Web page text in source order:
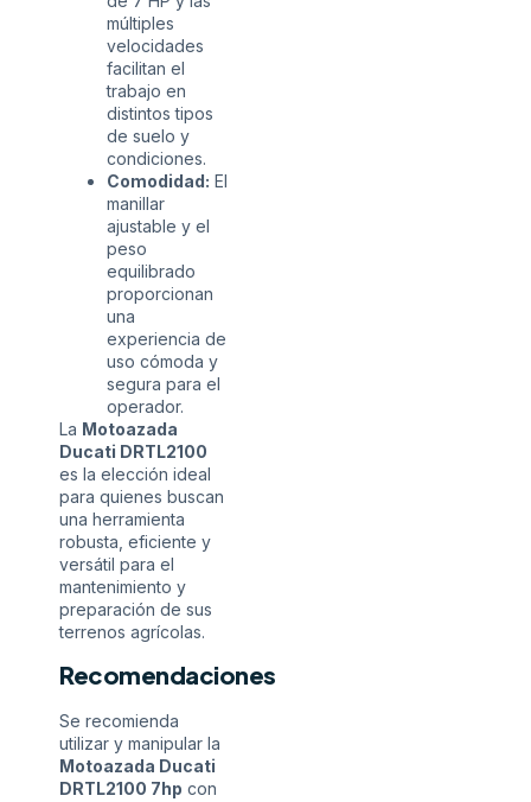
múltiples
velocidades
facilitan el
trabajo en
distintos tipos
de suelo y
condiciones.
Comodidad: El
manillar
ajustable y el
peso
equilibrado
proporcionan
una
experiencia de
uso cómoda y
segura para el
operador.
La Motoazada
Ducati DRTL2100
es la elección ideal
para quienes buscan
una herramienta
robusta, eficiente y
versátil para el
mantenimiento y
preparación de sus
terrenos agrícolas.
Recomendaciones
Se recomienda
utilizar y manipular la
Motoazada Ducati
DRTL2100 7hp con